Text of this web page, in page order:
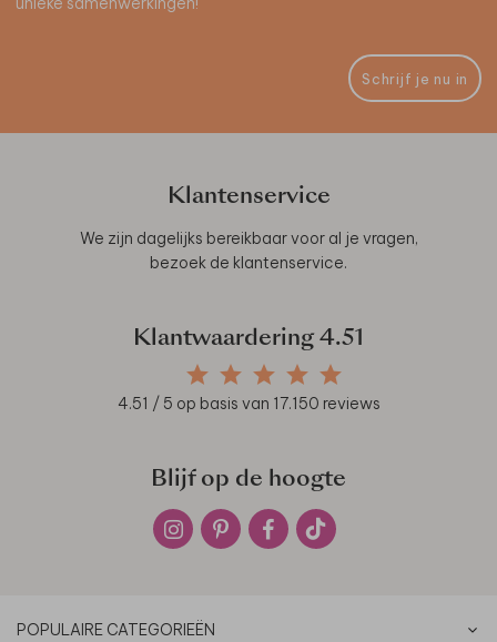
Schrijf je nu in
Klantenservice
We zijn dagelijks bereikbaar voor al je vragen,
bezoek de klantenservice.
Klantwaardering 4.51
4.51 / 5 op basis van 17.150 reviews
Blijf op de hoogte
POPULAIRE CATEGORIEËN